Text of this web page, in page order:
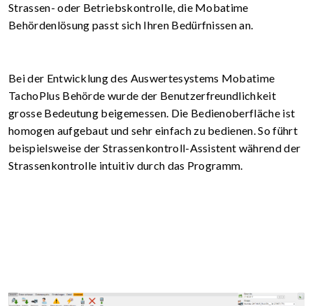
Strassen- oder Betriebskontrolle, die Mobatime
Behördenlösung passt sich Ihren Bedürfnissen an.
Bei der Entwicklung des Auswertesystems Mobatime
TachoPlus Behörde wurde der Benutzerfreundlichkeit
grosse Bedeutung beigemessen. Die Bedienoberfläche ist
homogen aufgebaut und sehr einfach zu bedienen. So führt
beispielsweise der Strassen­kontroll-Assistent während der
Strassenkontrolle intuitiv durch das Programm.